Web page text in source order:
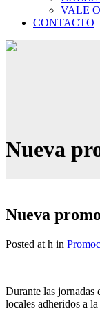
VALE
CONTACTO
Nueva
Nueva
Posted at h in
Durante las jornadas
locales adheridos a